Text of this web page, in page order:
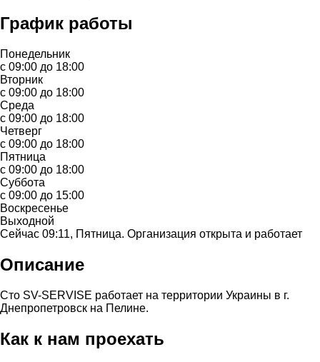
График работы
Понедельник
с 09:00 до 18:00
Вторник
с 09:00 до 18:00
Среда
с 09:00 до 18:00
Четверг
с 09:00 до 18:00
Пятница
с 09:00 до 18:00
Суббота
с 09:00 до 15:00
Воскресенье
Выходной
Сейчас 09:11, Пятница. Организация открыта и работает
Описание
Сто SV-SERVISE работает на территории Украины в г.
Днепропетровск на Пелине.
Как к нам проехать